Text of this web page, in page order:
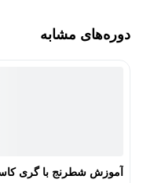
توسعه مهارت‌های
دوره‌های مشابه
آموزش شطرنج با گری